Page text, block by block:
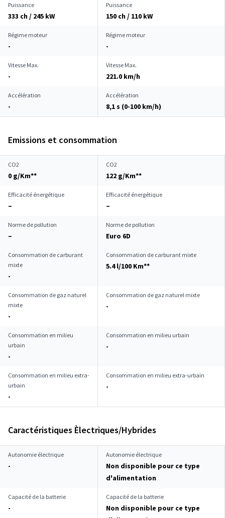
Puissance
333 ch / 245 kW
Puissance
150 ch / 110 kW
Régime moteur
-
Régime moteur
-
Vitesse Max.
-
Vitesse Max.
221.0 km/h
Accélération
-
Accélération
8,1 s (0-100 km/h)
Emissions et consommation
CO2
0 g/Km**
CO2
122 g/Km**
Efficacité énergétique
–
Efficacité énergétique
–
Norme de pollution
–
Norme de pollution
Euro 6D
Consommation de carburant
mixte
-
Consommation de carburant mixte
5.4 l/100 Km**
Consommation de gaz naturel
mixte
-
Consommation de gaz naturel mixte
-
Consommation en milieu
urbain
-
Consommation en milieu urbain
-
Consommation en milieu extra-
urbain
-
Consommation en milieu extra-urbain
-
Caractéristiques Èlectriques/Hybrides
Autonomie électrique
-
Autonomie électrique
Non disponible pour ce type
d'alimentation
Capacité de la batterie
-
Capacité de la batterie
Non disponible pour ce type